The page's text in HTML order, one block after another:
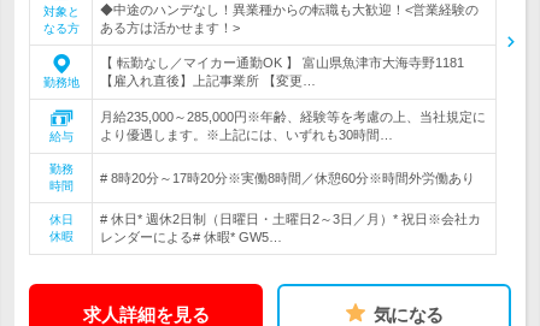
対象と
なる方
◆中途のハンデなし！異業種からの転職も大歓迎！<営業経験の
ある方は活かせます！>
勤務地
【 転勤なし／マイカー通勤OK 】 富山県魚津市大海寺野1181
【雇入れ直後】上記事業所 【変更…
給与
月給235,000～285,000円※年齢、経験等を考慮の上、当社規定に
より優遇します。※上記には、いずれも30時間…
勤務
時間
# 8時20分～17時20分※実働8時間／休憩60分※時間外労働あり
休日
休暇
# 休日* 週休2日制（日曜日・土曜日2～3日／月）* 祝日※会社カ
レンダーによる# 休暇* GW5…
求人詳細を見る 気になる